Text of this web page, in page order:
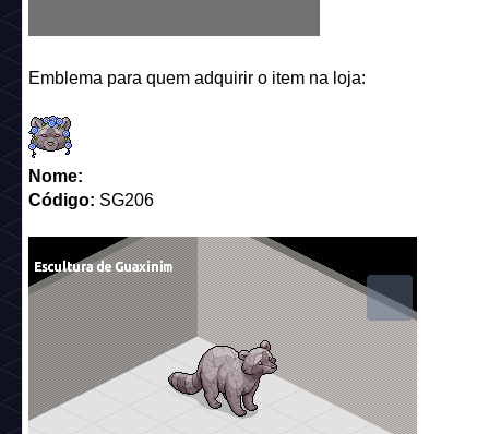
Emblema para quem adquirir o item na loja:
Nome:
Código: SG206